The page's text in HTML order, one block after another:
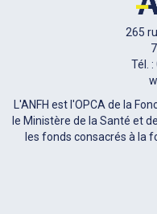
265
Tél.
L'ANFH est l'OPCA de la
le Ministère de la Santé et
les fonds consacrés à la